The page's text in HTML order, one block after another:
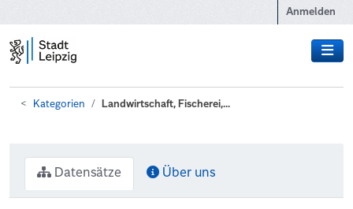
Anmelden
Kategorien Landwirtschaft, Fischerei,...
Datensätze Über uns